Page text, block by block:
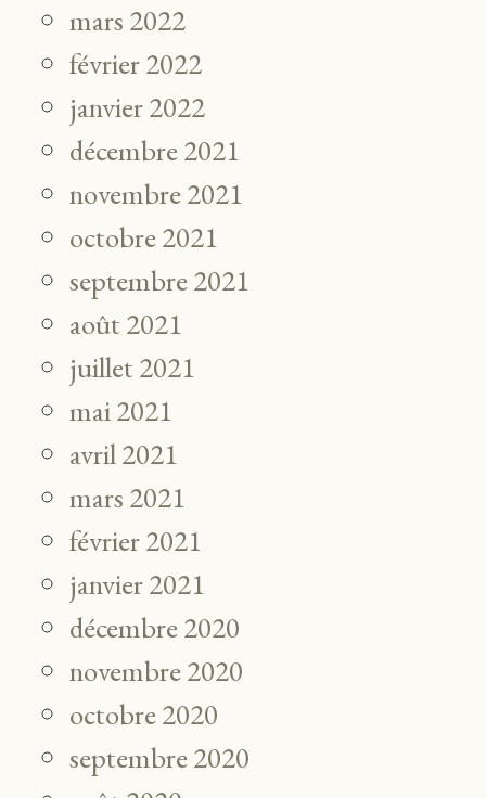
mars 2022
février 2022
janvier 2022
décembre 2021
novembre 2021
octobre 2021
septembre 2021
août 2021
juillet 2021
mai 2021
avril 2021
mars 2021
février 2021
janvier 2021
décembre 2020
novembre 2020
octobre 2020
septembre 2020